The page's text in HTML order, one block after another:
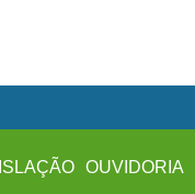
OUVIDORIA